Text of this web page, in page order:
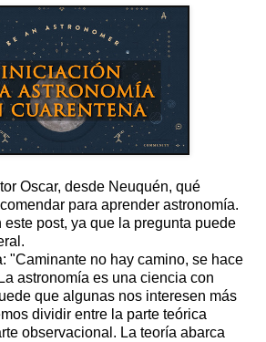
Oscar, desde Neuquén, qué
para aprender astronomía.
este post, ya que la pregunta puede
"Caminante no hay camino, se hace
astronomía es una ciencia con
que algunas nos interesen más
dividir entre la parte teórica
observacional. La teoría abarca